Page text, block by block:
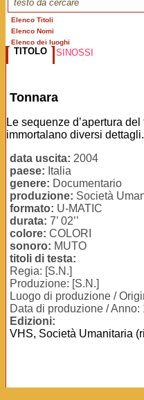
Elenco Titoli
Elenco Nomi
Elenco dei luoghi
TITOLO SINOSSI
Tonnara
Le sequenze d’apertura
immortalano diversi dettagli.
data uscita: 2004
paese: Italia
genere: Documentario
produzione: Società
formato: U-MATIC
durata: 7’ 02’’
colore: COLORI
sonoro: MUTO
titoli di testa:
Regia: [S.N.]
Produzione: [S.N.]
Luogo di produzione /
Data di produzione / Anno:
Edizioni:
VHS, Società Umanitaria